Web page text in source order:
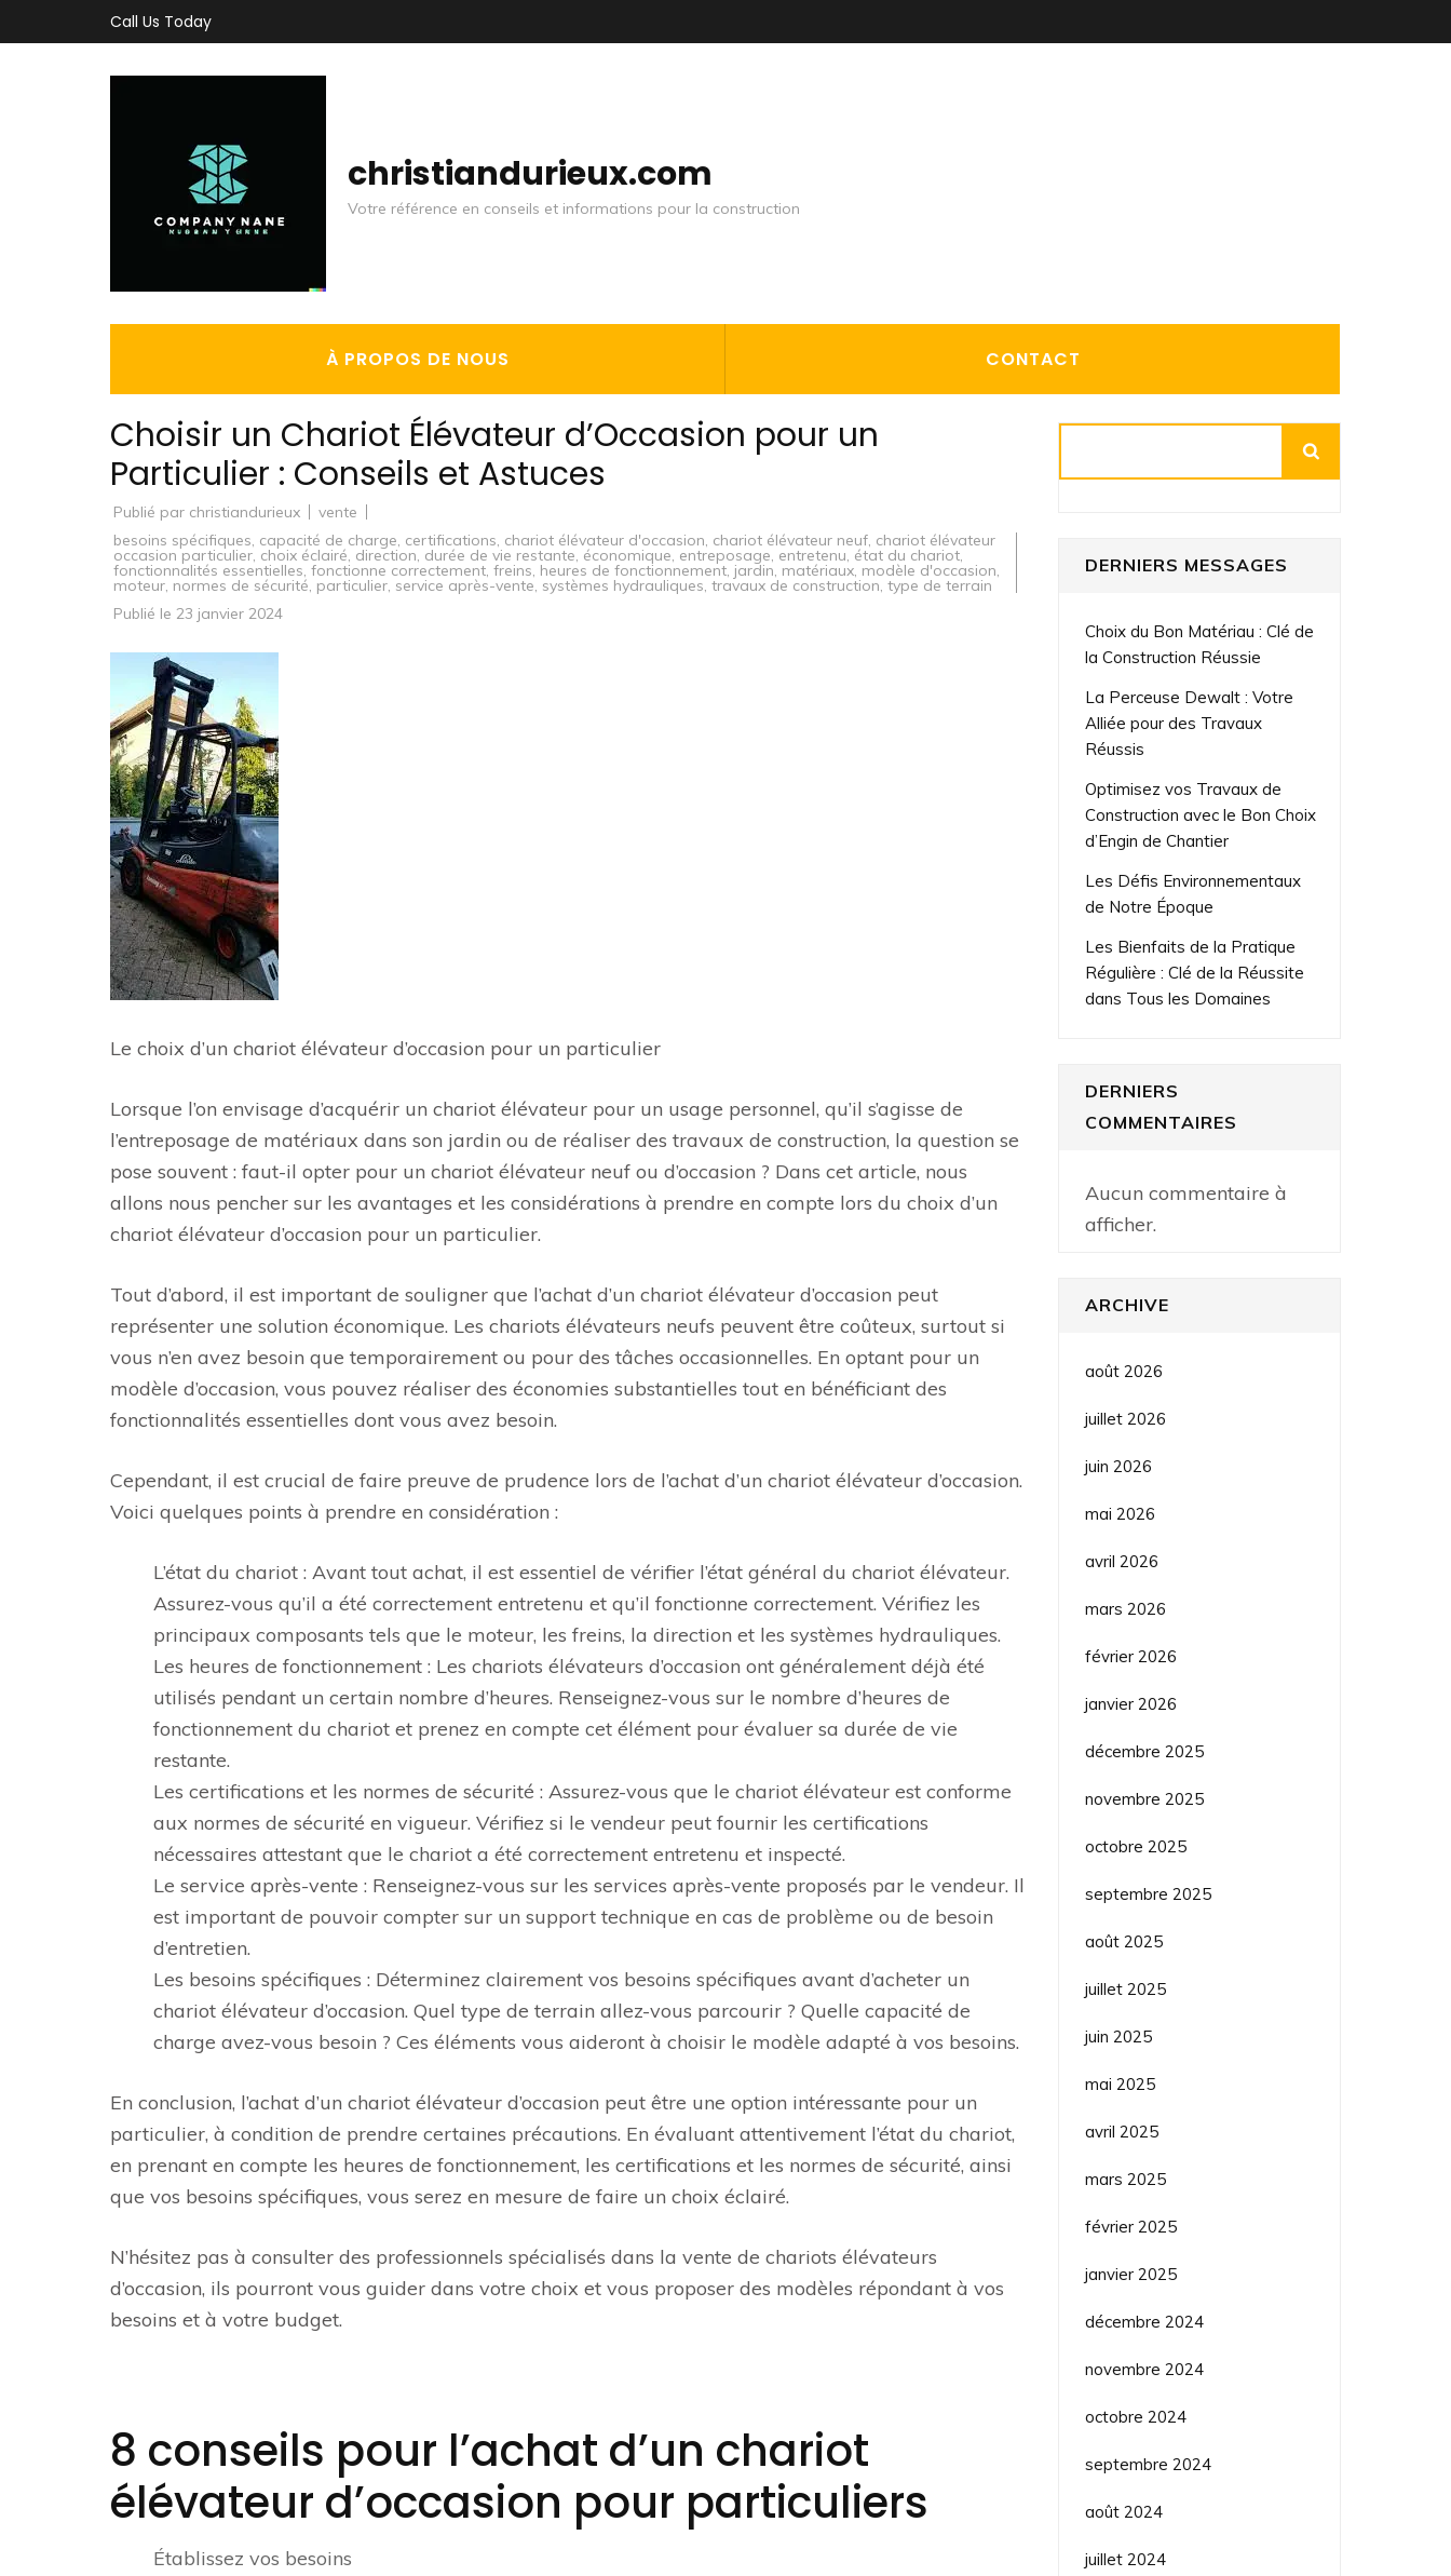
au
Call Us Today
christiandurieux.com
Votre référence en conseils et informations pour la construction
À PROPOS DE NOUS CONTACT
Choisir un Chariot Élévateur d’Occasion pour un
Particulier : Conseils et Astuces
Publié par christiandurieux
vente
besoins spécifiques, capacité de charge, certifications, chariot élévateur d'occasion, chariot élévateur neuf, chariot élévateur
occasion particulier, choix éclairé, direction, durée de vie restante, économique, entreposage, entretenu, état du chariot,
fonctionnalités essentielles, fonctionne correctement, freins, heures de fonctionnement, jardin, matériaux, modèle d'occasion,
moteur, normes de sécurité, particulier, service après-vente, systèmes hydrauliques, travaux de construction, type de terrain
Publié le 23 janvier 2024
Le choix d’un chariot élévateur d’occasion pour un particulier
Lorsque l’on envisage d’acquérir un chariot élévateur pour un usage personnel, qu’il s’agisse de
l’entreposage de matériaux dans son jardin ou de réaliser des travaux de construction, la question se
pose souvent : faut-il opter pour un chariot élévateur neuf ou d’occasion ? Dans cet article, nous
allons nous pencher sur les avantages et les considérations à prendre en compte lors du choix d’un
chariot élévateur d’occasion pour un particulier.
Tout d’abord, il est important de souligner que l’achat d’un chariot élévateur d’occasion peut
représenter une solution économique. Les chariots élévateurs neufs peuvent être coûteux, surtout si
vous n’en avez besoin que temporairement ou pour des tâches occasionnelles. En optant pour un
modèle d’occasion, vous pouvez réaliser des économies substantielles tout en bénéficiant des
fonctionnalités essentielles dont vous avez besoin.
Cependant, il est crucial de faire preuve de prudence lors de l’achat d’un chariot élévateur d’occasion.
Voici quelques points à prendre en considération :
L’état du chariot : Avant tout achat, il est essentiel de vérifier l’état général du chariot élévateur.
Assurez-vous qu’il a été correctement entretenu et qu’il fonctionne correctement. Vérifiez les
principaux composants tels que le moteur, les freins, la direction et les systèmes hydrauliques.
Les heures de fonctionnement : Les chariots élévateurs d’occasion ont généralement déjà été
utilisés pendant un certain nombre d’heures. Renseignez-vous sur le nombre d’heures de
fonctionnement du chariot et prenez en compte cet élément pour évaluer sa durée de vie
restante.
Les certifications et les normes de sécurité : Assurez-vous que le chariot élévateur est conforme
aux normes de sécurité en vigueur. Vérifiez si le vendeur peut fournir les certifications
nécessaires attestant que le chariot a été correctement entretenu et inspecté.
Le service après-vente : Renseignez-vous sur les services après-vente proposés par le vendeur. Il
est important de pouvoir compter sur un support technique en cas de problème ou de besoin
d’entretien.
Les besoins spécifiques : Déterminez clairement vos besoins spécifiques avant d’acheter un
chariot élévateur d’occasion. Quel type de terrain allez-vous parcourir ? Quelle capacité de
charge avez-vous besoin ? Ces éléments vous aideront à choisir le modèle adapté à vos besoins.
En conclusion, l’achat d’un chariot élévateur d’occasion peut être une option intéressante pour un
particulier, à condition de prendre certaines précautions. En évaluant attentivement l’état du chariot,
en prenant en compte les heures de fonctionnement, les certifications et les normes de sécurité, ainsi
que vos besoins spécifiques, vous serez en mesure de faire un choix éclairé.
N’hésitez pas à consulter des professionnels spécialisés dans la vente de chariots élévateurs
d’occasion, ils pourront vous guider dans votre choix et vous proposer des modèles répondant à vos
besoins et à votre budget.
8 conseils pour l’achat d’un chariot
élévateur d’occasion pour particuliers
Établissez vos besoins
DERNIERS MESSAGES
Choix du Bon Matériau : Clé de
la Construction Réussie
La Perceuse Dewalt : Votre
Alliée pour des Travaux
Réussis
Optimisez vos Travaux de
Construction avec le Bon Choix
d’Engin de Chantier
Les Défis Environnementaux
de Notre Époque
Les Bienfaits de la Pratique
Régulière : Clé de la Réussite
dans Tous les Domaines
DERNIERS
COMMENTAIRES
Aucun commentaire à
afficher.
ARCHIVE
août 2026
juillet 2026
juin 2026
mai 2026
avril 2026
mars 2026
février 2026
janvier 2026
décembre 2025
novembre 2025
octobre 2025
septembre 2025
août 2025
juillet 2025
juin 2025
mai 2025
avril 2025
mars 2025
février 2025
janvier 2025
décembre 2024
novembre 2024
octobre 2024
septembre 2024
août 2024
juillet 2024